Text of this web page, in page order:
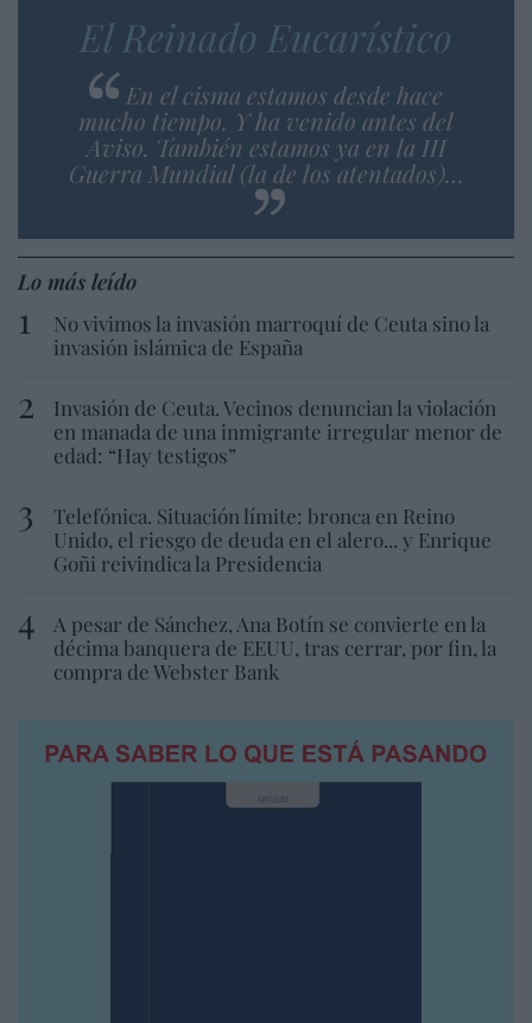
El Reinado Eucarístico
En el cisma estamos desde hace
mucho tiempo. Y ha venido antes del
Aviso. También estamos ya en la III
Guerra Mundial (la de los atentados)…
Lo más leído
No vivimos la invasión marroquí de Ceuta sino la
invasión islámica de España
Invasión de Ceuta. Vecinos denuncian la violación
en manada de una inmigrante irregular menor de
edad: “Hay testigos”
Telefónica. Situación límite: bronca en Reino
Unido, el riesgo de deuda en el alero... y Enrique
Goñi reivindica la Presidencia
A pesar de Sánchez, Ana Botín se convierte en la
décima banquera de EEUU, tras cerrar, por fin, la
compra de Webster Bank